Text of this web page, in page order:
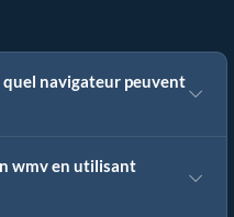
navigateur peuvent
wmv en utilisant